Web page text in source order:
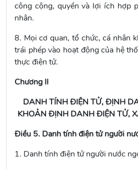
công cộng, quyền và lợi ích hợp
nhân.
8. Mọi cơ quan, tổ chức, cá nhân
trái phép vào hoạt động của hệ
thực điện tử.
Chương II
DANH TÍNH ĐIỆN TỬ, ĐỊNH
KHOẢN ĐỊNH DANH ĐIỆN TỬ,
Điều 5. Danh tính điện tử người
1. Danh tính điện tử người nước